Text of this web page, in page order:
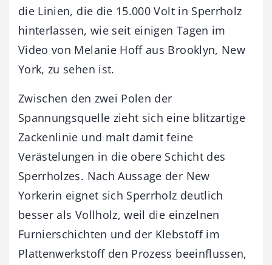
die Linien, die die 15.000 Volt in Sperrholz
hinterlassen, wie seit einigen Tagen im
Video von Melanie Hoff aus Brooklyn, New
York, zu sehen ist.
Zwischen den zwei Polen der
Spannungsquelle zieht sich eine blitzartige
Zackenlinie und malt damit feine
Verästelungen in die obere Schicht des
Sperrholzes. Nach Aussage der New
Yorkerin eignet sich Sperrholz deutlich
besser als Vollholz, weil die einzelnen
Furnierschichten und der Klebstoff im
Plattenwerkstoff den Prozess beeinflussen,